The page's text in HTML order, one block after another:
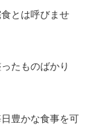
とは呼びませ
たものばかり
豊かな食事を可